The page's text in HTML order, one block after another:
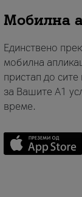
Мобилна
Единствено
мобилна
пристап до
за Вашите A1
време.